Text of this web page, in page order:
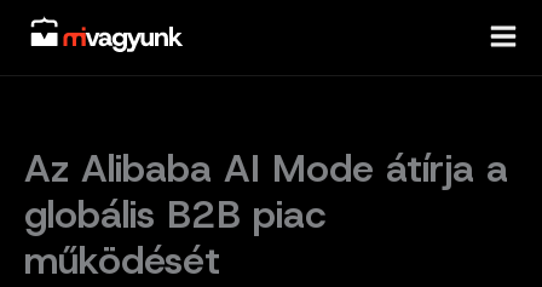
Skip
content
Az Alibaba AI Mode átírja a
globális B2B piac
működését